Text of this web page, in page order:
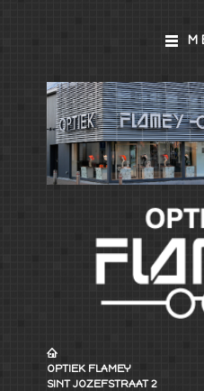
OPTIEK FLAMEY
SINT JOZEFSTRAAT 2